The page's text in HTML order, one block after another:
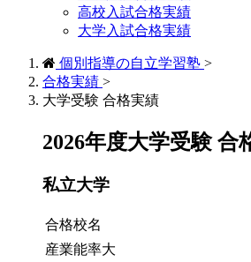
高校入試合格実績
大学入試合格実績
個別指導の自立学習塾 >
合格実績 >
大学受験 合格実績
2026年度大学受験 合
私立大学
合格校名
産業能率大